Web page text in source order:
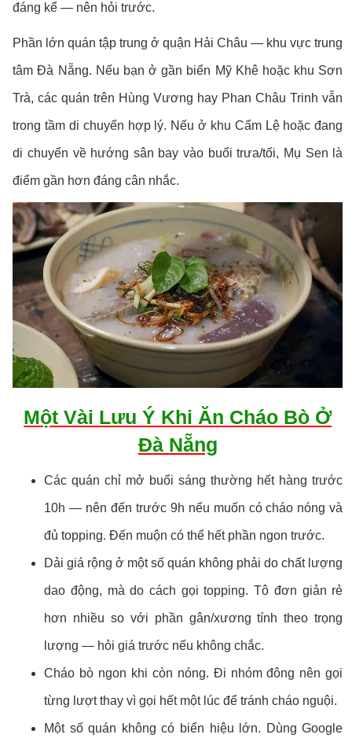
đáng kể — nên hỏi trước.
Phần lớn quán tập trung ở quận Hải Châu — khu vực trung
tâm Đà Nẵng. Nếu bạn ở gần biển Mỹ Khê hoặc khu Sơn
Trà, các quán trên Hùng Vương hay Phan Châu Trinh vẫn
trong tầm di chuyển hợp lý. Nếu ở khu Cẩm Lệ hoặc đang
di chuyển về hướng sân bay vào buổi trưa/tối, Mụ Sen là
điểm gần hơn đáng cân nhắc.
Một Vài Lưu Ý Khi Ăn Cháo Bò Ở
Đà Nẵng
Các quán chỉ mở buổi sáng thường hết hàng trước
10h — nên đến trước 9h nếu muốn có cháo nóng và
đủ topping. Đến muộn có thể hết phần ngon trước.
Dải giá rộng ở một số quán không phải do chất lượng
dao động, mà do cách gọi topping. Tô đơn giản rẻ
hơn nhiều so với phần gân/xương tính theo trọng
lượng — hỏi giá trước nếu không chắc.
Cháo bò ngon khi còn nóng. Đi nhóm đông nên gọi
từng lượt thay vì gọi hết một lúc để tránh cháo nguội.
Một số quán không có biển hiệu lớn. Dùng Google